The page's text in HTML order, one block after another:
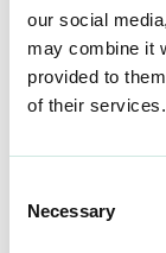
our social
may combine it
provided to
of their services.
Selection
Necessary
Johtava juristi